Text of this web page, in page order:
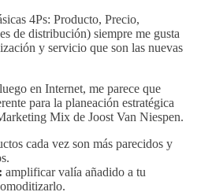
4Ps: Producto, Precio,
de distribución) siempre me gusta
y servicio que son las nuevas
en Internet, me parece que
para la planeación estratégica
Mix de Joost Van Niespen.
cada vez son más parecidos y
amplificar valía añadido a tu